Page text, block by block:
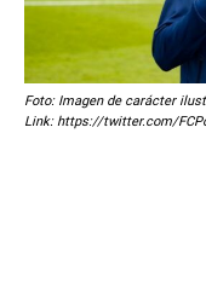
Foto: Imagen de carácter
Link: https://twitter.com/